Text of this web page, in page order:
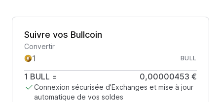
Suivre vos Bullcoin
Convertir
BULL
1 BULL = 0,00000453 €
Connexion sécurisée d’Exchanges et mise à jour
automatique de vos soldes